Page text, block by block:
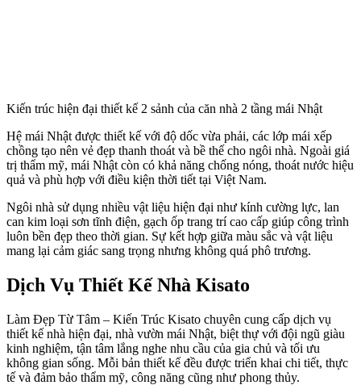
Kiến trúc hiện đại thiết kế 2 sảnh của căn nhà 2 tầng mái Nhật
Hệ mái Nhật được thiết kế với độ dốc vừa phải, các lớp mái xếp
chồng tạo nên vẻ đẹp thanh thoát và bề thế cho ngôi nhà. Ngoài giá
trị thẩm mỹ, mái Nhật còn có khả năng chống nóng, thoát nước hiệu
quả và phù hợp với điều kiện thời tiết tại Việt Nam.
Ngôi nhà sử dụng nhiều vật liệu hiện đại như kính cường lực, lan
can kim loại sơn tĩnh điện, gạch ốp trang trí cao cấp giúp công trình
luôn bền đẹp theo thời gian. Sự kết hợp giữa màu sắc và vật liệu
mang lại cảm giác sang trọng nhưng không quá phô trương.
Dịch Vụ Thiết Kế Nhà Kisato
Làm Đẹp Từ Tâm – Kiến Trúc Kisato chuyên cung cấp dịch vụ
thiết kế nhà hiện đại, nhà vườn mái Nhật, biệt thự với đội ngũ giàu
kinh nghiệm, tận tâm lắng nghe nhu cầu của gia chủ và tối ưu
không gian sống. Mỗi bản thiết kế đều được triển khai chi tiết, thực
tế và đảm bảo thẩm mỹ, công năng cũng như phong thủy.